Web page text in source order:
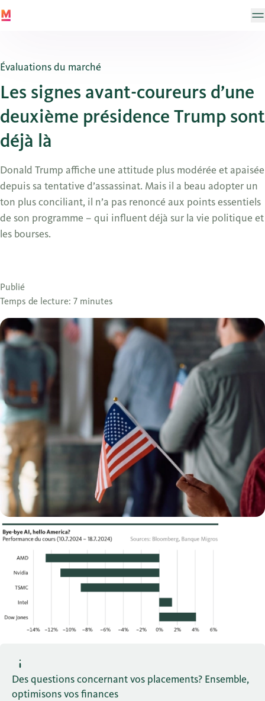
Évaluations du marché
Les signes avant-coureurs d’une
deuxième présidence Trump sont
déjà là
Donald Trump affiche une attitude plus modérée et apaisée
depuis sa tentative d’assassinat. Mais il a beau adopter un
ton plus conciliant, il n’a pas renoncé aux points essentiels
de son programme – qui influent déjà sur la vie politique et
les bourses.
Publié
Temps de lecture: 7 minutes
Des questions concernant vos placements? Ensemble,
optimisons vos finances